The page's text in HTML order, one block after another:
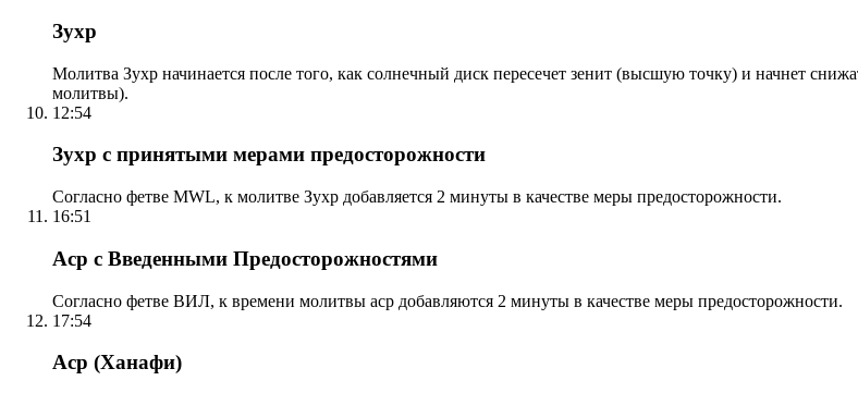
Зухр
Молитва Зухр начинается после того, как солнечный диск пересечет зенит (высшую точку) и начнет
молитвы).
12:54
Зухр с принятыми мерами предосторожности
Согласно фетве MWL, к молитве Зухр добавляется 2 минуты в качестве меры предосторожности.
16:51
Аср с Введенными Предосторожностями
Согласно фетве ВИЛ, к времени молитвы аср добавляются 2 минуты в качестве меры предосторожности.
17:54
Аср (Ханафи)